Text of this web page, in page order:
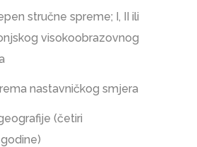
stručne spreme; I, II ili
visokoobrazovnog
nastavničkog smjera
(četiri